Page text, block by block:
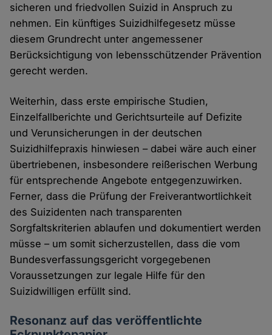
sicheren und friedvollen Suizid in Anspruch zu
nehmen. Ein künftiges Suizidhilfegesetz müsse
diesem Grundrecht unter angemessener
Berücksichtigung von lebensschützender Prävention
gerecht werden.
Weiterhin, dass erste empirische Studien,
Einzelfallberichte und Gerichtsurteile auf Defizite
und Verunsicherungen in der deutschen
Suizidhilfepraxis hinwiesen – dabei wäre auch einer
übertriebenen, insbesondere reißerischen Werbung
für entsprechende Angebote entgegenzuwirken.
Ferner, dass die Prüfung der Freiverantwortlichkeit
des Suizidenten nach transparenten
Sorgfaltskriterien ablaufen und dokumentiert werden
müsse – um somit sicherzustellen, dass die vom
Bundesverfassungsgericht vorgegebenen
Voraussetzungen zur legale Hilfe für den
Suizidwilligen erfüllt sind.
Resonanz auf das veröffentlichte